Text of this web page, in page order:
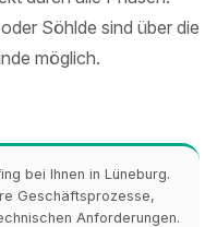
Söhlde sind über die
möglich.
bei Ihnen in Lüneburg.
Geschäftsprozesse,
Anforderungen.